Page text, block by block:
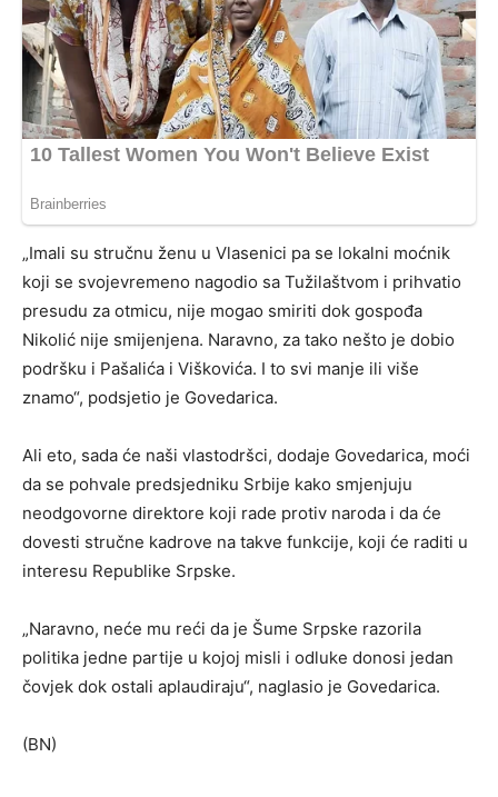
„Imali su stručnu ženu u Vlasenici pa se lokalni moćnik
koji se svojevremeno nagodio sa Tužilaštvom i prihvatio
presudu za otmicu, nije mogao smiriti dok gospođa
Nikolić nije smijenjena. Naravno, za tako nešto je dobio
podršku i Pašalića i Viškovića. I to svi manje ili više
znamo“, podsjetio je Govedarica.
Ali eto, sada će naši vlastodršci, dodaje Govedarica, moći
da se pohvale predsjedniku Srbije kako smjenjuju
neodgovorne direktore koji rade protiv naroda i da će
dovesti stručne kadrove na takve funkcije, koji će raditi u
interesu Republike Srpske.
„Naravno, neće mu reći da je Šume Srpske razorila
politika jedne partije u kojoj misli i odluke donosi jedan
čovjek dok ostali aplaudiraju“, naglasio je Govedarica.
(BN)